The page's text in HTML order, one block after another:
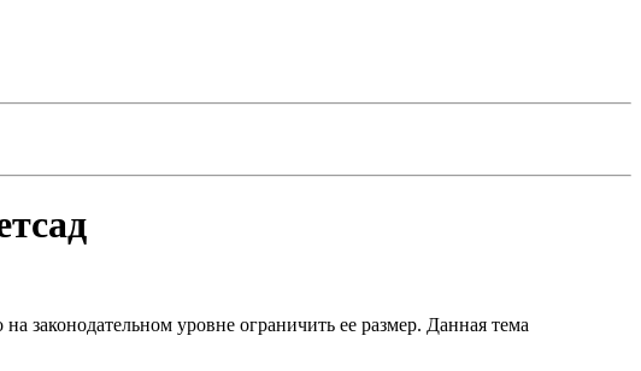
законодательном уровне ограничить ее размер. Данная тема